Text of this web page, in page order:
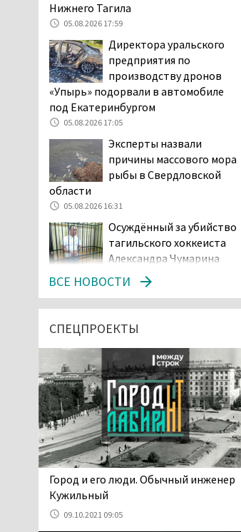
Нижнего Тагила
05.08.2026 17:59
Директора уральского
предприятия по
производству дронов
«Упырь» подорвали в автомобиле
под Екатеринбургом
05.08.2026 17:05
Эксперты назвали
причины массового мора
рыбы в Свердловской
области
05.08.2026 16:31
Осуждённый за убийство
тагильского хоккеиста
Александра Чумарина
Самат Хазипов в очередной раз
попал на скамью подсудимых
Уральского депутата
назвавшего незамужних
женщин неполноценными людьми, а
неженатых мужчин — инвалидами,
проверит прокуратура (ВИДЕО)
05.08.2026 14:40
На водоёмах
Свердловской области с
начала купального сезона
погиб 21 человек
ВСЕ НОВОСТИ
СПЕЦПРОЕКТЫ
​​​​​​​Город и его люди. Обычный инженер
Кужильный
09.10.2021 09:05